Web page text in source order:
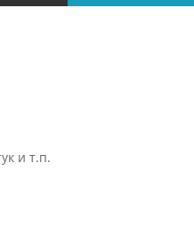
и т.п.